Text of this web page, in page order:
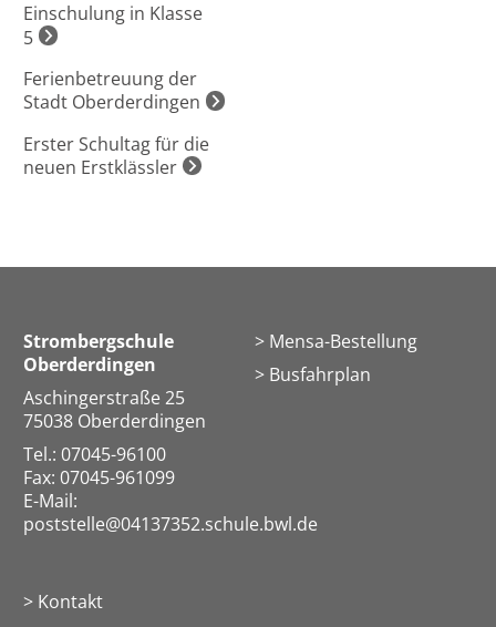
Einschulung in Klasse
5
Ferienbetreuung der
Stadt Oberderdingen
Erster Schultag für die
neuen Erstklässler
Strombergschule
Oberderdingen
Aschingerstraße 25
75038 Oberderdingen
Tel.: 07045-96100
Fax: 07045-961099
E-Mail:
poststelle@04137352.schule.bwl.de
Mensa-Bestellung
Busfahrplan
Kontakt